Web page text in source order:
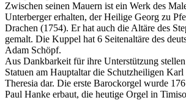
Zwischen seinen Mauern ist ein Werk des
Unterberger erhalten, der Heilige Georg zu
Drachen (1754). Er hat auch die Altäre des
gemalt. Die Kuppel hat 6 Seitenaltäre des
Adam Schöpf.
Aus Dankbarkeit für ihre Unterstützung
Statuen am Hauptaltar die Schutzheiligen
Theresia dar. Die erste Barockorgel wurde
Paul Hanke erbaut, die heutige Orgel in